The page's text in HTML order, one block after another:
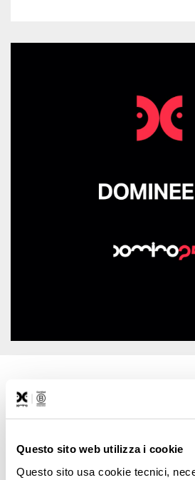
Questo sito web utilizza i cookie
Questo sito usa cookie tecnici,
Domino25, un racconto